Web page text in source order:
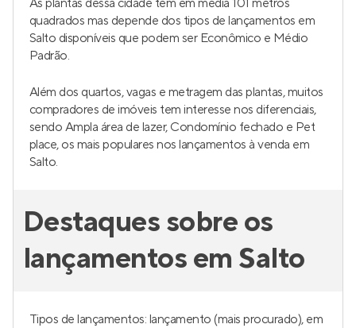
As plantas dessa cidade tem em média 101 metros
quadrados mas depende dos tipos de lançamentos em
Salto disponíveis que podem ser Econômico e Médio
Padrão.
Além dos quartos, vagas e metragem das plantas, muitos
compradores de imóveis tem interesse nos diferenciais,
sendo Ampla área de lazer, Condomínio fechado e Pet
place, os mais populares nos lançamentos à venda em
Salto.
Destaques sobre os
lançamentos em Salto
Tipos de lançamentos: lançamento (mais procurado), em